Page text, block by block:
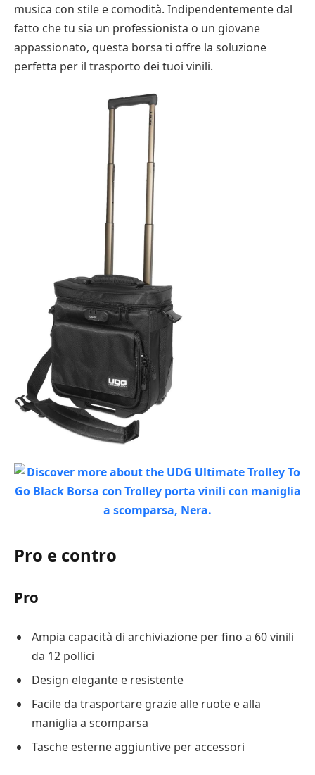
musica con stile e comodità. Indipendentemente dal
fatto che tu sia un professionista o un giovane
appassionato, questa borsa ti offre la soluzione
perfetta per il trasporto dei tuoi vinili.
Pro e contro
Pro
Ampia capacità di archiviazione per fino a 60 vinili
da 12 pollici
Design elegante e resistente
Facile da trasportare grazie alle ruote e alla
maniglia a scomparsa
Tasche esterne aggiuntive per accessori